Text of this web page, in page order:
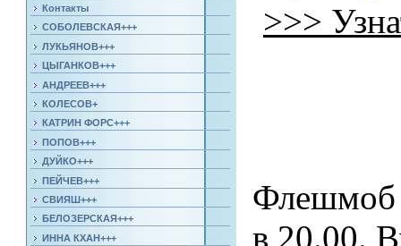
Контакты
СОБОЛЕВСКАЯ+++
ЛУКЬЯНОВ+++
ЦЫГАНКОВ+++
АНДРЕЕВ+++
КОЛЕСОВ+
КАТРИН ФОРС+++
ПОПОВ+++
ДУЙКО+++
ПЕЙЧЕВ+++
СВИЯШ+++
БЕЛОЗЕРСКАЯ+++
ИННА КХАН+++
>>>
Флешмоб
в 20.00.